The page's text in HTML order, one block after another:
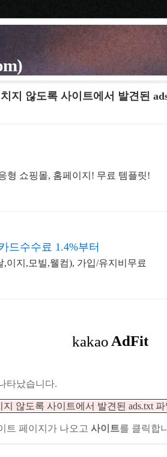
지 않도록 사이트에서 발견된
형 쇼핑몰, 홈페이지! 무료 템플릿!
드수수료 1.4%부터
,이지,모빌,웰컴), 가입/유지비무료
타났습니다.
않도록 사이트에서 발견된 ads.txt
트 페이지가 나오고 사이트를 클릭합